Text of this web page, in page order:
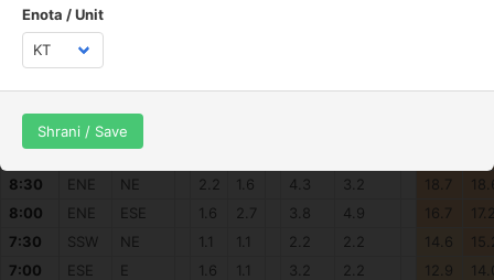
Enota / Unit
Shrani / Save
11:30
N
11:00
10:30
N
9:30
NNE NNW
8:30
ENE NE 2.2 1.6 4.3 3.2 18.7
8:00
ENE ESE 1.6 2.7 3.8 4.9 16.7
7:30
SSW NE 1.1 1.1 2.2 2.2 14.6
7:00
ESE E 1.6 1.1 3.2 2.2 12.9